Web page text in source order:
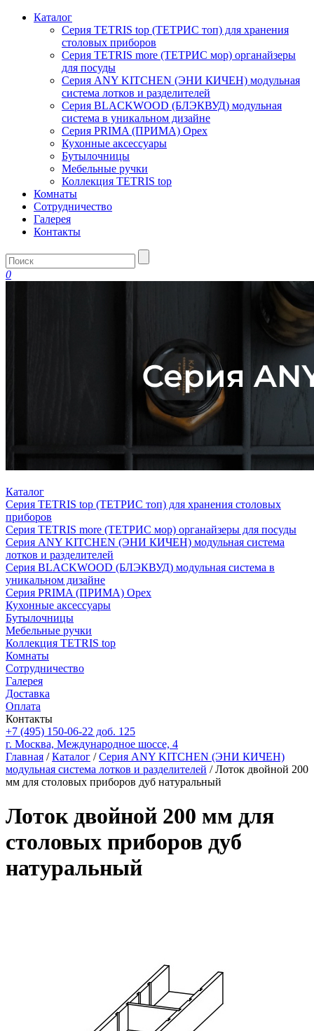
Каталог
Серия TETRIS top (ТЕТРИС топ) для хранения
столовых приборов
Серия TETRIS more (ТЕТРИС мор) органайзеры
для посуды
Серия ANY KITCHEN (ЭНИ КИЧЕН) модульная
система лотков и разделителей
Серия BLACKWOOD (БЛЭКВУД) модульная
система в уникальном дизайне
Серия PRIMA (ПРИМА) Орех
Кухонные аксессуары
Бутылочницы
Мебельные ручки
Коллекция TETRIS top
Комнаты
Сотрудничество
Галерея
Контакты
0
Каталог
Серия TETRIS top (ТЕТРИС топ) для хранения столовых
приборов
Серия TETRIS more (ТЕТРИС мор) органайзеры для посуды
Серия ANY KITCHEN (ЭНИ КИЧЕН) модульная система
лотков и разделителей
Серия BLACKWOOD (БЛЭКВУД) модульная система в
уникальном дизайне
Серия PRIMA (ПРИМА) Орех
Кухонные аксессуары
Бутылочницы
Мебельные ручки
Коллекция TETRIS top
Комнаты
Сотрудничество
Галерея
Доставка
Оплата
Контакты
+7 (495) 150-06-22 доб. 125
г. Москва, Международное шоссе, 4
Главная /Каталог /Серия ANY KITCHEN (ЭНИ КИЧЕН)
модульная система лотков и разделителей / Лоток двойной 200
мм для столовых приборов дуб натуральный
Лоток двойной 200 мм для
столовых приборов дуб
натуральный